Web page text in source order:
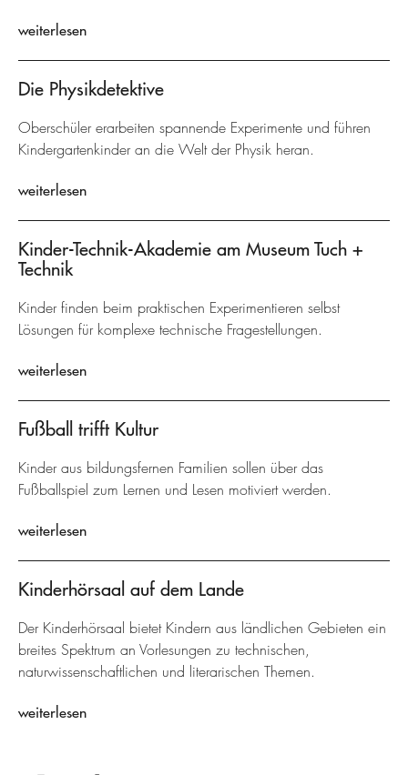
weiterlesen
Die Physikdetektive
Oberschüler erarbeiten spannende Experimente und führen
Kindergartenkinder an die Welt der Physik heran.
weiterlesen
Kinder-Technik-Akademie am Museum Tuch +
Technik
Kinder finden beim praktischen Experimentieren selbst
Lösungen für komplexe technische Fragestellungen.
weiterlesen
Fußball trifft Kultur
Kinder aus bildungsfernen Familien sollen über das
Fußballspiel zum Lernen und Lesen motiviert werden.
weiterlesen
Kinderhörsaal auf dem Lande
Der Kinderhörsaal bietet Kindern aus ländlichen Gebieten ein
breites Spektrum an Vorlesungen zu technischen,
naturwissenschaftlichen und literarischen Themen.
weiterlesen